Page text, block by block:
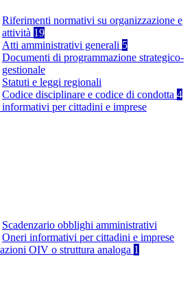
Riferimenti normativi su organizzazione e
attività 19
Atti amministrativi generali 5
Documenti di programmazione strategico-
gestionale
Statuti e leggi regionali
Codice disciplinare e codice di condotta 4
per cittadini e imprese
Scadenzario obblighi amministrativi
Oneri informativi per cittadini e imprese
OIV o struttura analoga 1